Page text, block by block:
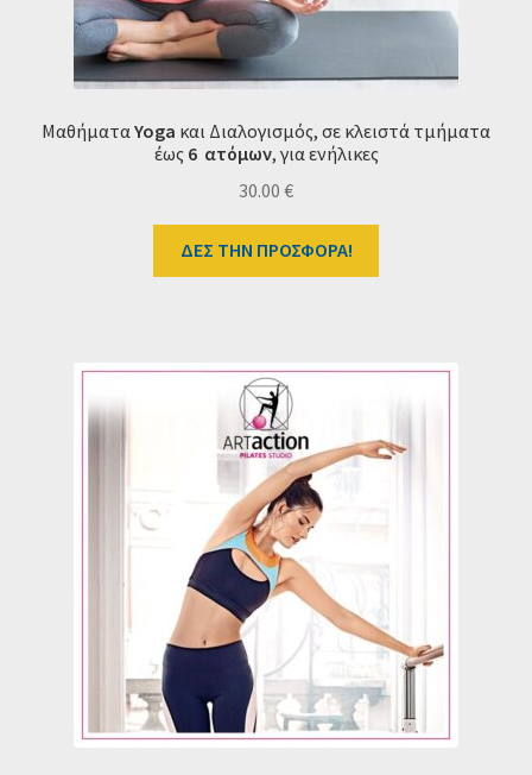
Μαθήματα Yoga και Διαλογισμός, σε κλειστά τμήματα
έως 6 ατόμων, για ενήλικες
30.00 €
ΔΕΣ ΤΗΝ ΠΡΟΣΦΟΡΑ!